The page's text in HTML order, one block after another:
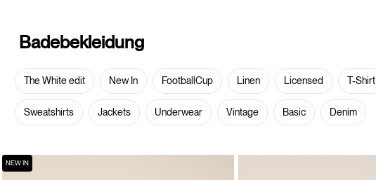
Badebekleidung
The White edit New In FootballCup Linen Licensed T-Shirt
Sweatshirts Jackets Underwear Vintage Basic Denim
NEW IN